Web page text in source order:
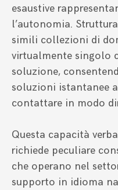
esaustive
l’autonomia.
simili collezioni di
virtualmente singolo
soluzione,
soluzioni istantanee
contattare in modo
Questa capacità
richiede peculiare
che operano nel
supporto in idioma